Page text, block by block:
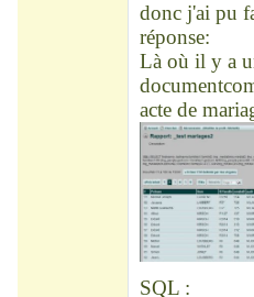
donc j'ai pu
réponse:
Là où il y a
acte de
SQL :